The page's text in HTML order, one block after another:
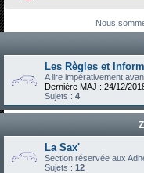
Nous
Les Règles et
A lire impérativement
Dernière MAJ : 24/12/
Sujets : 4
La Sax'
Section réservée aux
Sujets : 12